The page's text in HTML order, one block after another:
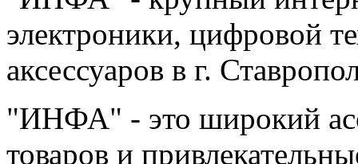
электроники, цифровой
аксессуаров в г.
"ИНФА" - это широкий
товаров и